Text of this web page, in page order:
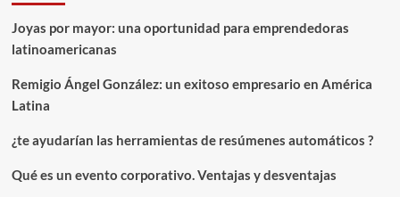
buscar
Joyas por mayor: una oportunidad para emprendedoras
latinoamericanas
Remigio Ángel González: un exitoso empresario en América
Latina
¿te ayudarían las herramientas de resúmenes automáticos ?
Qué es un evento corporativo. Ventajas y desventajas